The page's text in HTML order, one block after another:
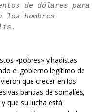
de dólares para
los hombres
«pobres» yihadistas
el gobierno legítimo de
que crecer en los
bandas de somalíes,
que su lucha está